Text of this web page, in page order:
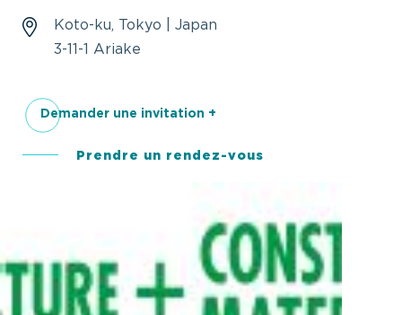
Koto-ku, Tokyo | Japan
3-11-1 Ariake
Demander une invitation +
Prendre un rendez-vous